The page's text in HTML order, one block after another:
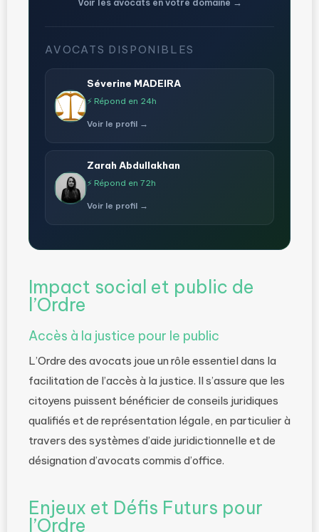
AVOCATS DISPONIBLES
Séverine MADEIRA
⚡ Répond en 24h
Voir le profil →
Zarah Abdullakhan
⚡ Répond en 72h
Voir le profil →
Impact social et public de
l’Ordre
Accès à la justice pour le public
L’Ordre des avocats joue un rôle essentiel dans la
facilitation de l’accès à la justice. Il s’assure que les
citoyens puissent bénéficier de conseils juridiques
qualifiés et de représentation légale, en particulier à
travers des systèmes d’aide juridictionnelle et de
désignation d’avocats commis d’office.
Enjeux et Défis Futurs pour
l’Ordre